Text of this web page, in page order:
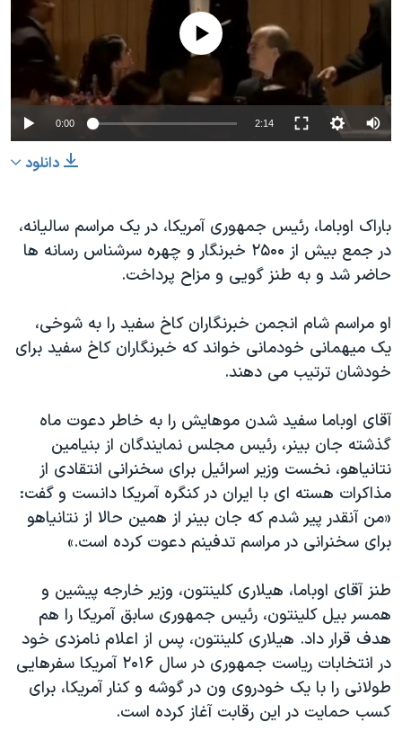
فرهنگ و زندگی
حقوق شهروندی
اقتصادی
علم و فناوری
مستندها
انتخابات ریاست جمهوری آمریکا ۲۰۲۴
حمله جمهوری اسلامی به اسرائیل
رمز مهسا
تریبونال مردمی آبان ۹۸
دادگاه حمید نوری
قانون شفافیت دارائی کادر رهبری ایران
اعتراضات مردمی آبان ۹۸
نرگس محمدی برنده جایزه نوبل صلح
همایش محافظه‌کاران آمریکا «سی‌پک»
صفحه‌های ویژه
سفر پرزیدنت ترامپ به چین
دنبال کنید
زبانهای مختلف
No media source currently available
0:00 2:14
دانلود
باراک اوباما، رئیس جمهوری آمریکا، در یک مراسم سالیانه،
در جمع بیش از ۲۵۰۰ خبرنگار و چهره سرشناس رسانه ها
حاضر شد و به طنز گویی و مزاح پرداخت.
او مراسم شام انجمن خبرنگاران کاخ سفید را به شوخی،
یک میهمانی خودمانی خواند که خبرنگاران کاخ سفید برای
خودشان ترتیب می دهند.
آقای اوباما سفید شدن موهایش را به خاطر دعوت ماه
گذشته جان بینر، رئیس مجلس نمایندگان از بنیامین
نتانیاهو، نخست وزیر اسرائیل برای سخنرانی انتقادی از
مذاکرات هسته ای با ایران در کنگره آمریکا دانست و گفت:
«من آنقدر پیر شدم که جان بینر از همین حالا از نتانیاهو
برای سخنرانی در مراسم تدفینم دعوت کرده است.»
طنز آقای اوباما، هیلاری کلینتون، وزیر خارجه پیشین و
همسر بیل کلینتون، رئیس جمهوری سابق آمریکا را هم
هدف قرار داد. هیلاری کلینتون، پس از اعلام نامزدی خود
در انتخابات ریاست جمهوری در سال ۲۰۱۶ آمریکا سفرهایی
طولانی را با یک خودروی ون در گوشه و کنار آمریکا، برای
کسب حمایت در این رقابت آغاز کرده است.